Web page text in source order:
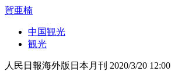
賀亜楠
中国観光
観光
人民日報海外版日本月刊 2020/3/20 12:00